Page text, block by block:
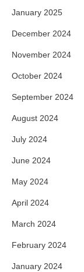
January 2025
December 2024
November 2024
October 2024
September 2024
August 2024
July 2024
June 2024
May 2024
April 2024
March 2024
February 2024
January 2024